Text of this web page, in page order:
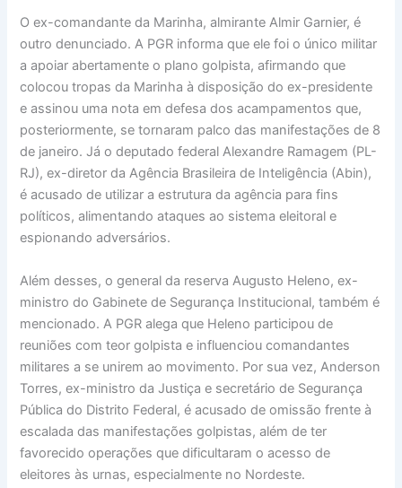
O ex-comandante da Marinha, almirante Almir Garnier, é
outro denunciado. A PGR informa que ele foi o único militar
a apoiar abertamente o plano golpista, afirmando que
colocou tropas da Marinha à disposição do ex-presidente
e assinou uma nota em defesa dos acampamentos que,
posteriormente, se tornaram palco das manifestações de 8
de janeiro. Já o deputado federal Alexandre Ramagem (PL-
RJ), ex-diretor da Agência Brasileira de Inteligência (Abin),
é acusado de utilizar a estrutura da agência para fins
políticos, alimentando ataques ao sistema eleitoral e
espionando adversários.
Além desses, o general da reserva Augusto Heleno, ex-
ministro do Gabinete de Segurança Institucional, também é
mencionado. A PGR alega que Heleno participou de
reuniões com teor golpista e influenciou comandantes
militares a se unirem ao movimento. Por sua vez, Anderson
Torres, ex-ministro da Justiça e secretário de Segurança
Pública do Distrito Federal, é acusado de omissão frente à
escalada das manifestações golpistas, além de ter
favorecido operações que dificultaram o acesso de
eleitores às urnas, especialmente no Nordeste.